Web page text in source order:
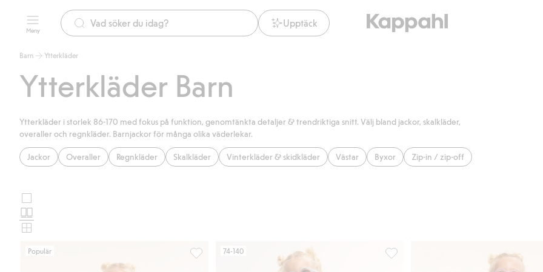
Meny
Upptäck
Barn Ytterkläder
Ytterkläder Barn
Ytterkläder i storlek 86-170 med fokus på funktion, genomtänkta detaljer & trendriktiga snitt. Välj bland jackor, skalkläder,
overaller och regnkläder. Barnjackor för många olika väderlekar.
Jackor Overaller Regnkläder Skalkläder Vinterkläder & skidkläder Västar Byxor Zip-in / zip-off
Välj
produktkortslayout
Populär
Vattentäta skalbyxor Kaxs Proxtec, Lägg till i favoriter
74-140
Regnbyxor Kaxs, Lägg till i favoriter